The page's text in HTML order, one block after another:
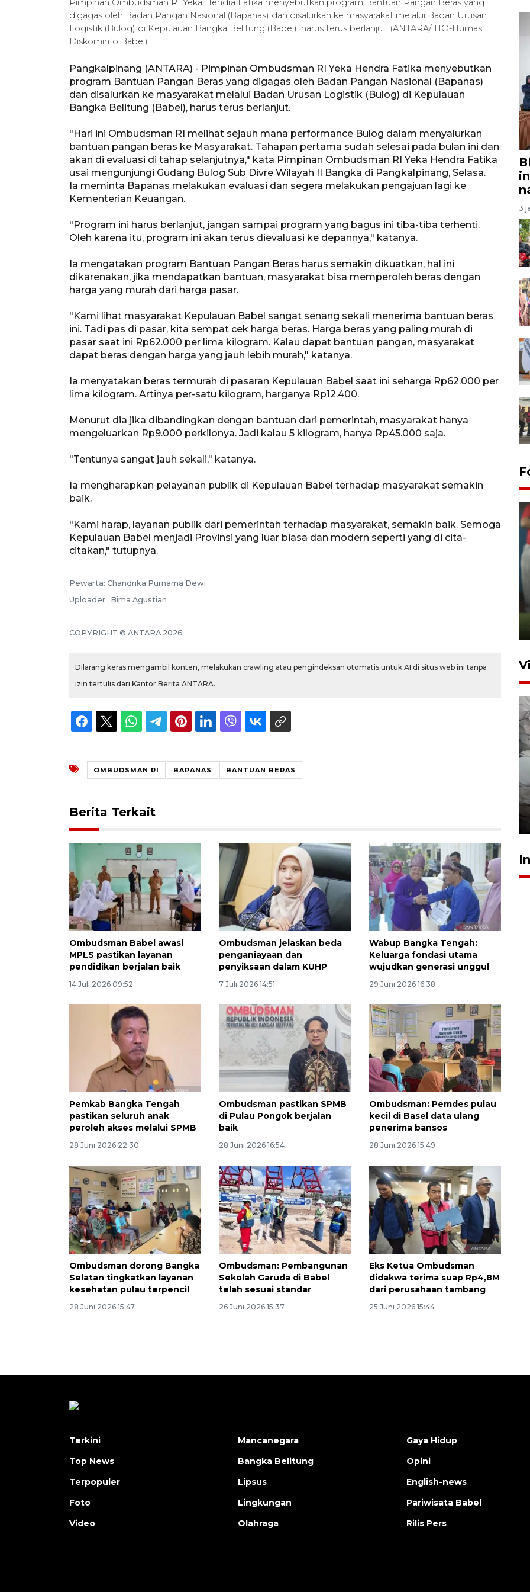
Pimpinan Ombudsman RI Yeka Hendra Fatika menyebutkan program Bantuan Pangan Beras yang
digagas oleh Badan Pangan Nasional (Bapanas) dan disalurkan ke masyarakat melalui Badan Urusan
Logistik (Bulog) di Kepulauan Bangka Belitung (Babel), harus terus berlanjut. (ANTARA/ HO-Humas
Diskominfo Babel)
Pangkalpinang (ANTARA) - Pimpinan Ombudsman RI Yeka Hendra Fatika menyebutkan
program Bantuan Pangan Beras yang digagas oleh Badan Pangan Nasional (Bapanas)
dan disalurkan ke masyarakat melalui Badan Urusan Logistik (Bulog) di Kepulauan
Bangka Belitung (Babel), harus terus berlanjut.
"Hari ini Ombudsman RI melihat sejauh mana performance Bulog dalam menyalurkan
bantuan pangan beras ke Masyarakat. Tahapan pertama sudah selesai pada bulan ini dan
akan di evaluasi di tahap selanjutnya," kata Pimpinan Ombudsman RI Yeka Hendra Fatika
usai mengunjungi Gudang Bulog Sub Divre Wilayah II Bangka di Pangkalpinang, Selasa.
Ia meminta Bapanas melakukan evaluasi dan segera melakukan pengajuan lagi ke
Kementerian Keuangan.
"Program ini harus berlanjut, jangan sampai program yang bagus ini tiba-tiba terhenti.
Oleh karena itu, program ini akan terus dievaluasi ke depannya," katanya.
Ia mengatakan program Bantuan Pangan Beras harus semakin dikuatkan, hal ini
dikarenakan, jika mendapatkan bantuan, masyarakat bisa memperoleh beras dengan
harga yang murah dari harga pasar.
"Kami lihat masyarakat Kepulauan Babel sangat senang sekali menerima bantuan beras
ini. Tadi pas di pasar, kita sempat cek harga beras. Harga beras yang paling murah di
pasar saat ini Rp62.000 per lima kilogram. Kalau dapat bantuan pangan, masyarakat
dapat beras dengan harga yang jauh lebih murah," katanya.
Ia menyatakan beras termurah di pasaran Kepulauan Babel saat ini seharga Rp62.000 per
lima kilogram. Artinya per-satu kilogram, harganya Rp12.400.
Menurut dia jika dibandingkan dengan bantuan dari pemerintah, masyarakat hanya
mengeluarkan Rp9.000 perkilonya. Jadi kalau 5 kilogram, hanya Rp45.000 saja.
"Tentunya sangat jauh sekali," katanya.
Ia mengharapkan pelayanan publik di Kepulauan Babel terhadap masyarakat semakin
baik.
"Kami harap, layanan publik dari pemerintah terhadap masyarakat, semakin baik. Semoga
Kepulauan Babel menjadi Provinsi yang luar biasa dan modern seperti yang di cita-
citakan," tutupnya.
Pewarta: Chandrika Purnama Dewi
Uploader : Bima Agustian
COPYRIGHT © ANTARA 2026
Dilarang keras mengambil konten, melakukan crawling atau pengindeksan otomatis untuk AI di situs web ini tanpa
izin tertulis dari Kantor Berita ANTARA.
OMBUDSMAN RI BAPANAS BANTUAN BERAS
Berita Terkait
Ombudsman Babel awasi
MPLS pastikan layanan
pendidikan berjalan baik
14 Juli 2026 09:52
Ombudsman jelaskan beda
penganiayaan dan
penyiksaan dalam KUHP
7 Juli 2026 14:51
Wabup Bangka Tengah:
Keluarga fondasi utama
wujudkan generasi unggul
29 Juni 2026 16:38
Pemkab Bangka Tengah
pastikan seluruh anak
peroleh akses melalui SPMB
28 Juni 2026 22:30
Ombudsman pastikan SPMB
di Pulau Pongok berjalan
baik
28 Juni 2026 16:54
Ombudsman: Pemdes pulau
kecil di Basel data ulang
penerima bansos
28 Juni 2026 15:49
Ombudsman dorong Bangka
Selatan tingkatkan layanan
kesehatan pulau terpencil
28 Juni 2026 15:47
Ombudsman: Pembangunan
Sekolah Garuda di Babel
telah sesuai standar
26 Juni 2026 15:37
Eks Ketua Ombudsman
didakwa terima suap Rp4,8M
dari perusahaan tambang
25 Juni 2026 15:44
3
Ekspedisi Rupiah Berdaulat
2026 sambangi Papua
2026-08-06 13:15:00
Terkini
Top News
Terpopuler
Foto
Video
Mancanegara
Bangka Belitung
Lipsus
Lingkungan
Olahraga
Gaya Hidup
Opini
English-news
Pariwisata Babel
Rilis Pers